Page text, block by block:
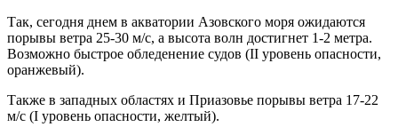
Так, сегодня днем в акватории Азовского моря ожидаются
порывы ветра 25-30 м/с, а высота волн достигнет 1-2 метра.
Возможно быстрое обледенение судов (II уровень опасности,
оранжевый).
Также в западных областях и Приазовье порывы ветра 17-22
м/с (I уровень опасности, желтый).